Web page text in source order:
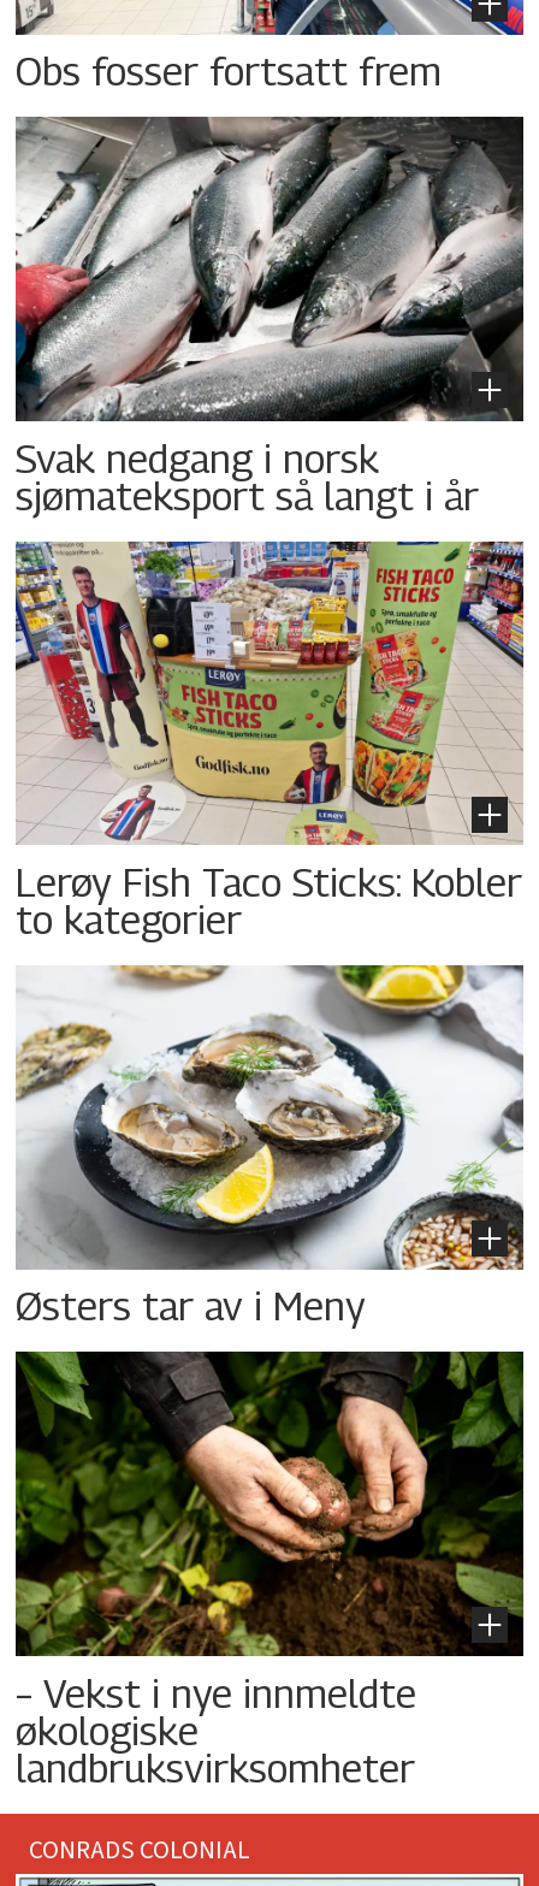
Obs fosser fortsatt frem
Svak nedgang i norsk
sjømateksport så langt i år
Lerøy Fish Taco Sticks: Kobler
to kategorier
Østers tar av i Meny
– Vekst i nye innmeldte
økologiske
landbruksvirksomheter
CONRADS COLONIAL